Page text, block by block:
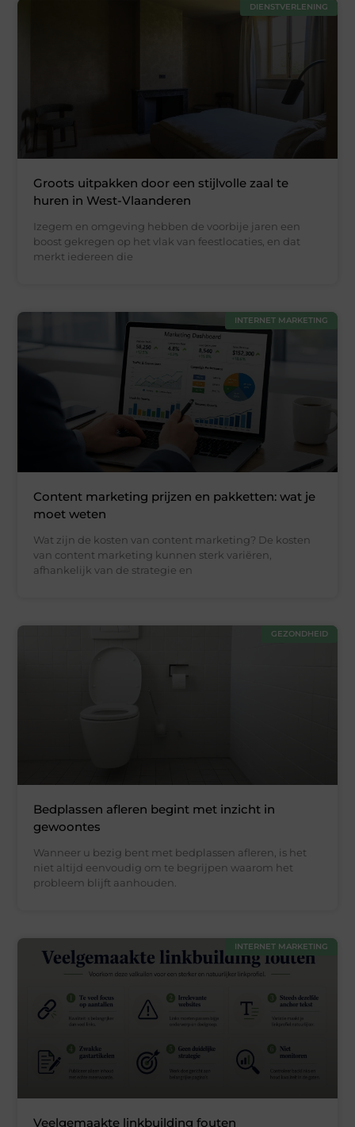
DIENSTVERLENING
Groots uitpakken door een stijlvolle zaal te
huren in West-Vlaanderen
Izegem en omgeving hebben de voorbije jaren een
boost gekregen op het vlak van feestlocaties, en dat
merkt iedereen die
INTERNET MARKETING
Content marketing prijzen en pakketten: wat je
moet weten
Wat zijn de kosten van content marketing? De kosten
van content marketing kunnen sterk variëren,
afhankelijk van de strategie en
GEZONDHEID
Bedplassen afleren begint met inzicht in
gewoontes
Wanneer u bezig bent met bedplassen afleren, is het
niet altijd eenvoudig om te begrijpen waarom het
probleem blijft aanhouden.
INTERNET MARKETING
Veelgemaakte linkbuilding fouten